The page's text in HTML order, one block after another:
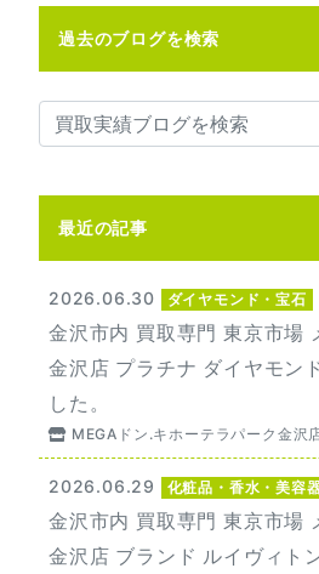
過去のブログを検索
最近の記事
2026.06.30 ダイヤモンド・宝石
金沢市内 買取専門 東京市場
金沢店 プラチナ ダイヤモン
した。
MEGAドン.キホーテラパーク金沢
2026.06.29 化粧品・香水・美容
金沢市内 買取専門 東京市場
金沢店 ブランド ルイヴィト